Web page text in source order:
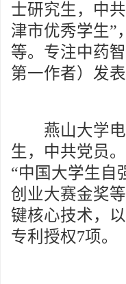
士研究生，中
津市优秀学生”
等。专注中药
第一作者）发
燕山大学电
生，中共党员
“中国大学生自
创业大赛金奖
键核心技术，
专利授权7项。